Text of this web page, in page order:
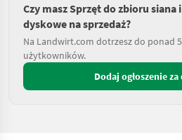
Czy masz Sprzęt do zbioru
dyskowe na sprzedaż?
Na Landwirt.com dotrzesz do ponad
użytkowników.
Dodaj ogłoszenie